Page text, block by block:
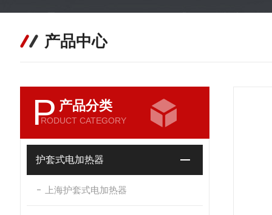
产品中心
P 产品分类
RODUCT CATEGORY
护套式电加热器
上海护套式电加热器